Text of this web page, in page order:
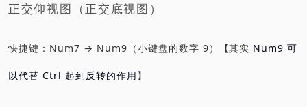
正交仰视图（正交底视图）
快捷键：Num7 → Num9（小键盘的数字 9）【其实 Num9 可
以代替 Ctrl 起到反转的作用 】